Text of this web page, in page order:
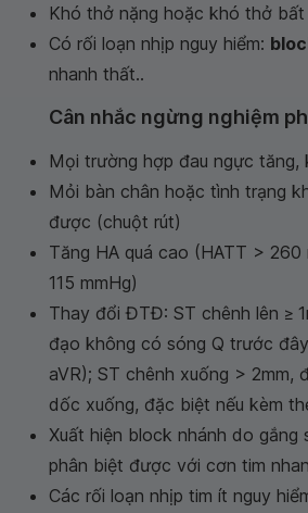
Khó thở nặng hoặc khó thở
Có rối loạn nhịp nguy hiểm:
nhanh thất..
Cân nhắc ngừng nghiệm
Mọi trường hợp đau ngực tăng,
Mỏi bàn chân hoặc tình trạng
được (chuột rút)
Tăng HA quá cao (HATT > 260
115 mmHg)
Thay đổi ĐTĐ: ST chênh lên ≥
đạo không có sóng Q trước
aVR); ST chênh xuống > 2mm,
dốc xuống, đặc biệt nếu kèm
Xuất hiện block nhánh do gắng
phân biệt được với cơn tim
Các rối loạn nhịp tim ít nguy